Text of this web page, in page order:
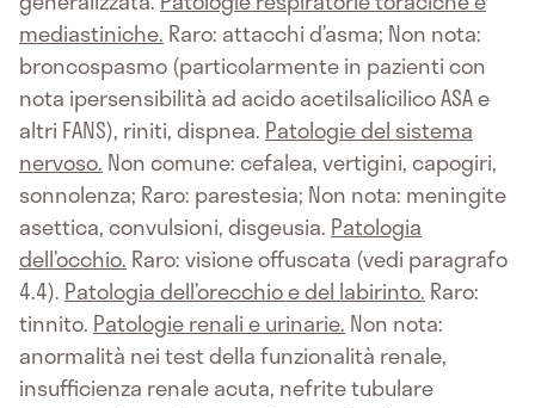
mediastiniche. Raro: attacchi d’asma; Non nota:
broncospasmo (particolarmente in pazienti con
nota ipersensibilità ad acido acetilsalicilico ASA e
altri FANS), riniti, dispnea. Patologie del sistema
nervoso. Non comune: cefalea, vertigini, capogiri,
sonnolenza; Raro: parestesia; Non nota: meningite
asettica, convulsioni, disgeusia. Patologia
dell’occhio. Raro: visione offuscata (vedi paragrafo
4.4). Patologia dell’orecchio e del labirinto. Raro:
tinnito. Patologie renali e urinarie. Non nota:
anormalità nei test della funzionalità renale,
insufficienza renale acuta, nefrite tubulare